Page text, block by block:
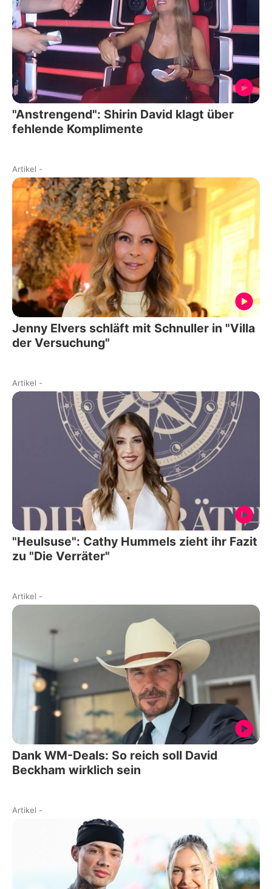
"Anstrengend": Shirin David klagt über
fehlende Komplimente
Artikel -
Jenny Elvers schläft mit Schnuller in "Villa
der Versuchung"
Artikel -
"Heulsuse": Cathy Hummels zieht ihr Fazit
zu "Die Verräter"
Artikel -
Dank WM-Deals: So reich soll David
Beckham wirklich sein
Artikel -